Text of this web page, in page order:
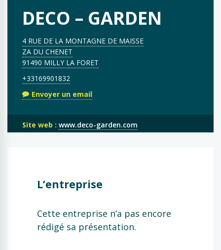
DECO – GARDEN
4 RUE DE LA MONTAGNE DE MAISSE
ZA DU CHENET
91490 MILLY LA FORET
+33169901832
Envoyer un email
Site web : www.deco-garden.com
L’entreprise
Cette entreprise n’a pas encore
rédigé sa présentation.